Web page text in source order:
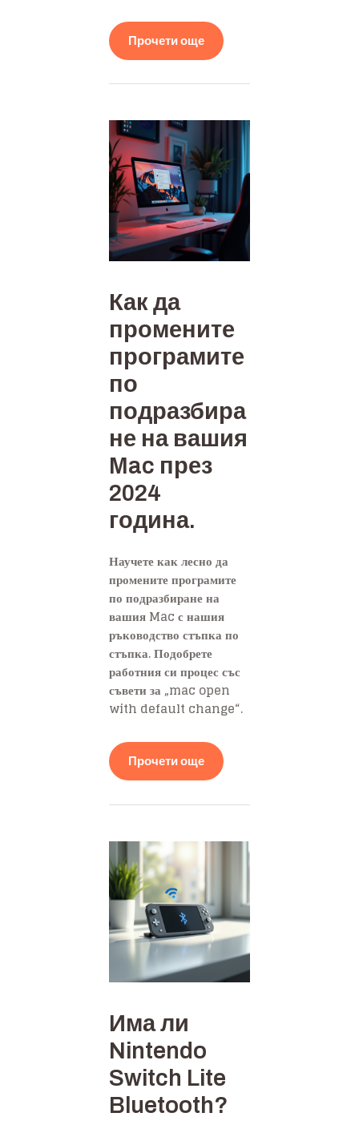
Прочети още
Как да
промените
програмите
по
подразбира
не на вашия
Mac през
2024
година.
Научете как лесно да
промените програмите
по подразбиране на
вашия Mac с нашия
ръководство стъпка по
стъпка. Подобрете
работния си процес със
съвети за „mac open
with default change“.
Прочети още
Има ли
Nintendo
Switch Lite
Bluetooth?